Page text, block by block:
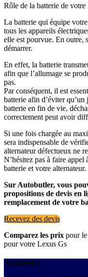
Rôle de la batterie de
La batterie qui équipe
tous les appareils
elle est pourvue. En outre,
démarrer.
En effet, la batterie
afin que l’allumage se
pas.
Par conséquent, il est
batterie afin d’éviter
batterie en fin de vie,
correctement peut avoir
Si une fois chargée au
sera indispensable de
alternateur défectueux ne
N’hésitez pas à faire
batterie et votre alternateur.
Sur Autobutler, vous
propositions de devis en
remplacement de votre
Recevez des devis
Comparez les prix pour
pour votre Lexus Gs
Autobutler